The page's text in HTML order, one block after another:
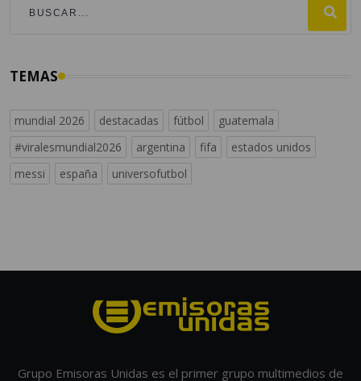
TEMAS
mundial 2026 destacadas fútbol
guatemala
#viralesmundial2026
argentina fifa
estados unidos
messi
españa universofutbol
Grupo Emisoras Unidas es el primer grupo multimedios de